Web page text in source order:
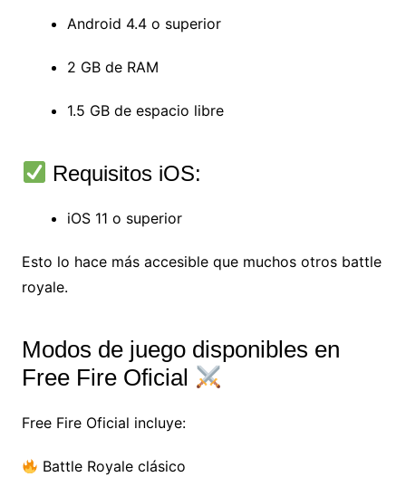
Android 4.4 o superior
2 GB de RAM
1.5 GB de espacio libre
Requisitos iOS:
iOS 11 o superior
Esto lo hace más accesible que muchos otros battle
royale.
Modos de juego disponibles en
Free Fire Oficial
Free Fire Oficial incluye:
Battle Royale clásico